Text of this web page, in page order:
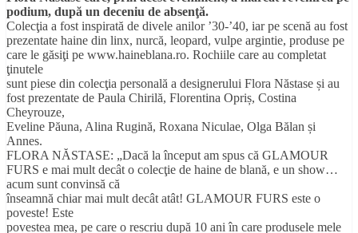
podium, după un deceniu de absenţă.
Colecţia a fost inspirată de divele anilor ’30-’40, iar pe scenă au fost
prezentate haine din linx, nurcă, leopard, vulpe argintie, produse pe
care le găsiţi pe www.haineblana.ro. Rochiile care au completat
ţinutele
sunt piese din colecţia personală a designerului Flora Năstase și au
fost prezentate de Paula Chirilă, Florentina Opriș, Costina
Cheyrouze,
Eveline Păuna, Alina Rugină, Roxana Niculae, Olga Bălan și
Annes.
FLORA NĂSTASE: „Dacă la început am spus că GLAMOUR
FURS e mai mult decât o colecţie de haine de blană, e un show…
acum sunt convinsă că
înseamnă chiar mai mult decât atât! GLAMOUR FURS este o
poveste! Este
povestea mea, pe care o rescriu după 10 ani în care produsele mele